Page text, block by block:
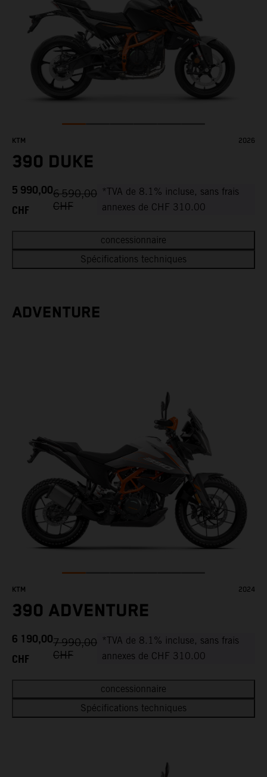
KTM 2026
390 DUKE
5 990,00
CHF
6 590,00
CHF
*TVA de 8.1% incluse, sans frais
annexes de CHF 310.00
concessionnaire
Spécifications techniques
ADVENTURE
KTM 2024
390 ADVENTURE
6 190,00
CHF
7 990,00
CHF
*TVA de 8.1% incluse, sans frais
annexes de CHF 310.00
concessionnaire
Spécifications techniques